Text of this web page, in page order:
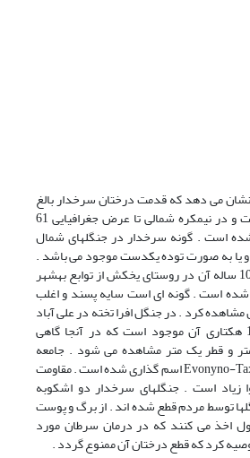
می دهد که قدمت درختان سرخدار بالغ
بر 190 میلیون سال است و در نیمکره شمالی تا عرض جغرافیایی 61
است . گونه سرخدار در جنگلهای شمال
و یا به صورت توده یکدست موجود می باشد .
حتی در ایران درخت 1000 ساله آن در روستای یخکش از توابع بهشهر
است . گونه ای است سایه پسند و اغلب
کرد . در جنگل افرا تخته در علی آباد
کتول گرگان جنگل 150 هکتاری آن موجود است که در آنجا گاهی
به بلندی 18 متر و قطر یک متر مشاهده می شود . جامعه
مشخص آن به نام Evonyno-Taxetum اسم گذاری شده است . مقاومت
زیاد است . جنگلهای سرخدار دو اشکوبه
توسط مردم قطع شده اند . از برگ و پوست
اخذ می کنند که در درمان سرطان مورد
کرد که قطع درختان آن ممنوع گردد .